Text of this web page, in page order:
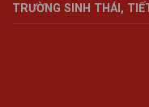
TRƯỜNG SINH THÁI,